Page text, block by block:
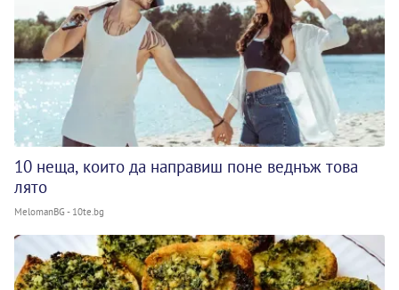
10 неща, които да направиш поне веднъж това
лято
MelomanBG - 10te.bg